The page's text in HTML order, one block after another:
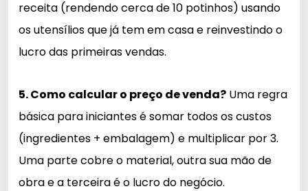
receita (rendendo cerca de 10 potinhos) usando
os utensílios que já tem em casa e reinvestindo o
lucro das primeiras vendas.
5. Como calcular o preço de venda? Uma regra
básica para iniciantes é somar todos os custos
(ingredientes + embalagem) e multiplicar por 3.
Uma parte cobre o material, outra sua mão de
obra e a terceira é o lucro do negócio.